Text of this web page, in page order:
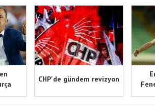
CHP'de gündem revizyon